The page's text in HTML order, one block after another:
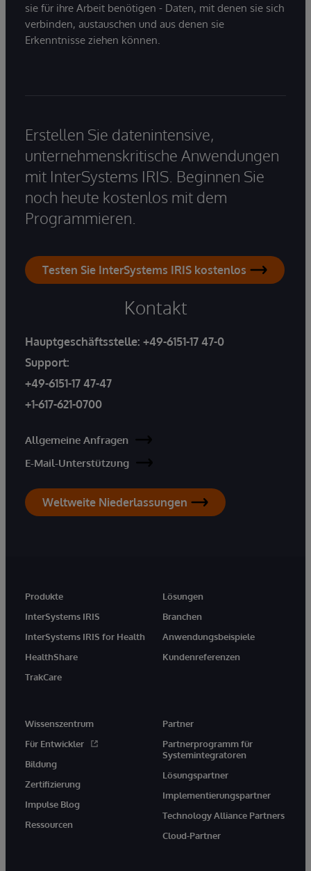
sie für ihre Arbeit benötigen - Daten, mit denen sie sich
verbinden, austauschen und aus denen sie
Erkenntnisse ziehen können.
Erstellen Sie datenintensive,
unternehmenskritische Anwendungen
mit InterSystems IRIS. Beginnen Sie
noch heute kostenlos mit dem
Programmieren.
Testen Sie InterSystems IRIS kostenlos
Kontakt
Hauptgeschäftsstelle: +49-6151-17 47-0
Support:
+49-6151-17 47-47
+1-617-621-0700
Allgemeine Anfragen
E-Mail-Unterstützung
Weltweite Niederlassungen
Produkte
InterSystems IRIS
InterSystems IRIS for Health
HealthShare
TrakCare
Lösungen
Branchen
Anwendungsbeispiele
Kundenreferenzen
Wissenszentrum
Für Entwickler
Bildung
Zertifizierung
Impulse Blog
Ressourcen
Partner
Partnerprogramm für
Systemintegratoren
Lösungspartner
Implementierungspartner
Technology Alliance Partners
Cloud-Partner